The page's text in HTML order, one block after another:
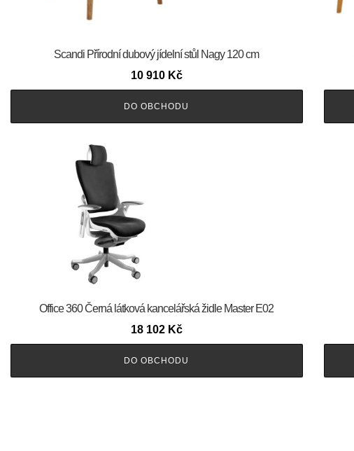
Scandi Přírodní dubový jídelní stůl Nagy 120 cm
10 910 Kč
DO OBCHODU
Office 360 Černá látková kancelářská židle Master E02
18 102 Kč
DO OBCHODU